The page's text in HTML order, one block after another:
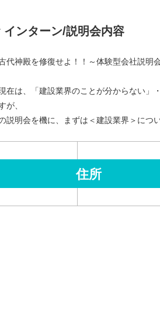
インターン/説明会内容
古代神殿を修復せよ！！～体験型会社説明
在は、「建設業界のことが分からない」
が、
説明会を機に、まずは＜建設業界＞につ
住所